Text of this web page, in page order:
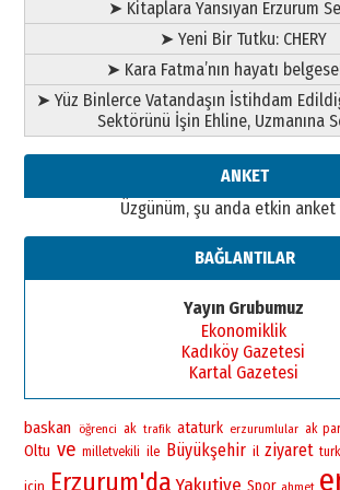
➤ Kitaplara Yansıyan Erzurum
➤ Yeni Bir Tutku: CHERY
➤ Kara Fatma’nın hayatı
➤ Yüz Binlerce Vatandaşın İstihdam
Sektörünü İşin Ehline, Uzmanına
ANKET
Üzgünüm, şu anda etkin anket
BAĞLANTILAR
Yayın Grubumuz
Ekonomiklik
Kadıköy Gazetesi
Kartal Gazetesi
baskan öğrenci ak trafik ataturk erzurumlular ak
Oltu ve milletvekili ile Büyükşehir il ziyaret
icin Erzurum'da